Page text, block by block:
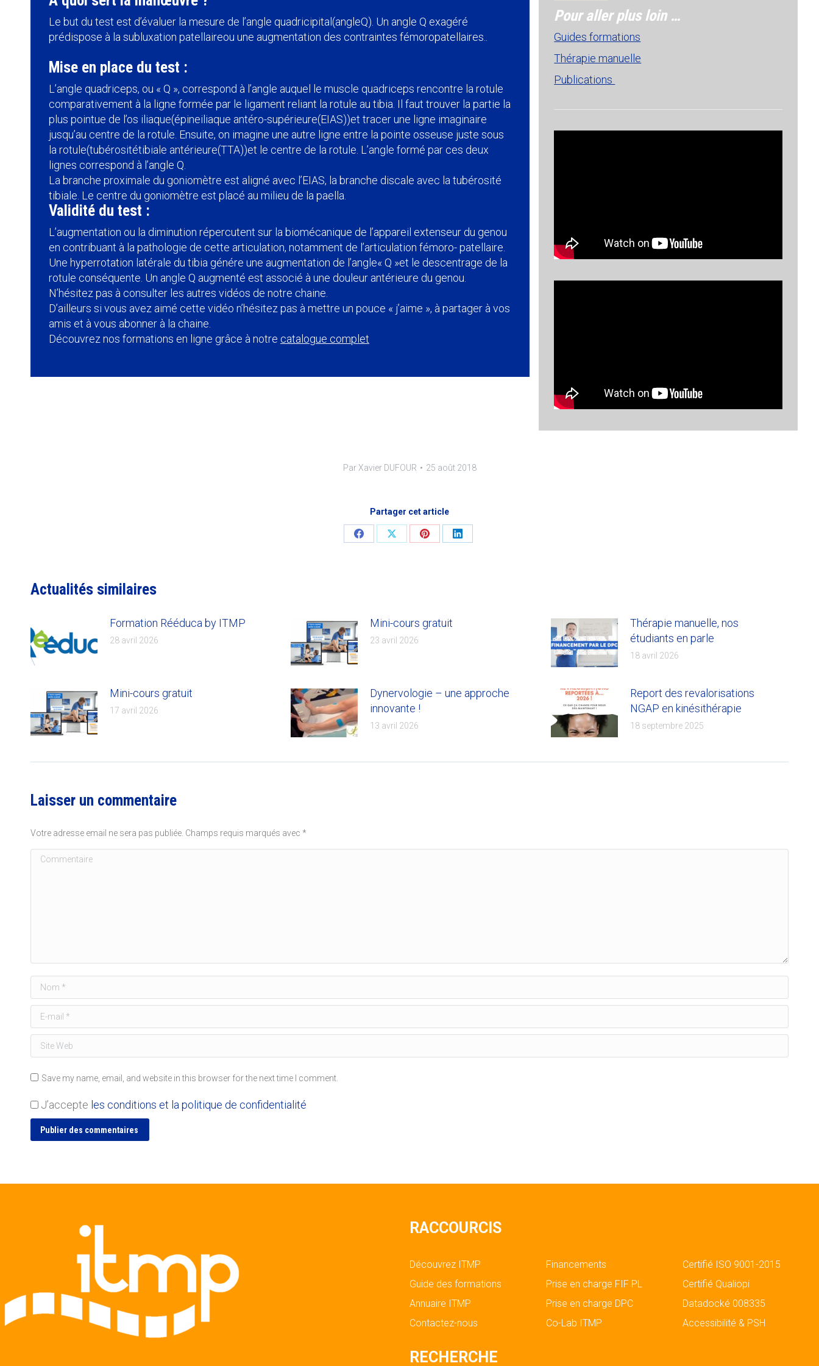
Le but du test est d’évaluer la mesure de l’angle quadricipital(angleQ). Un angle Q exagéré
prédispose à la subluxation patellaireou une augmentation des contraintes fémoropatellaires..
Mise en place du test :
L’angle quadriceps, ou « Q », correspond à l’angle auquel le muscle quadriceps rencontre la rotule
comparativement à la ligne formée par le ligament reliant la rotule au tibia. Il faut trouver la partie la
plus pointue de l’os iliaque(épineiliaque antéro-supérieure(EIAS))et tracer une ligne imaginaire
jusqu’au centre de la rotule. Ensuite, on imagine une autre ligne entre la pointe osseuse juste sous
la rotule(tubérositétibiale antérieure(TTA))et le centre de la rotule. L’angle formé par ces deux
lignes correspond à l’angle Q.
La branche proximale du goniomètre est aligné avec l’EIAS, la branche discale avec la tubérosité
tibiale. Le centre du goniomètre est placé au milieu de la paella.
Validité du test :
L’augmentation ou la diminution répercutent sur la biomécanique de l’appareil extenseur du genou
en contribuant à la pathologie de cette articulation, notamment de l’articulation fémoro- patellaire.
Une hyperrotation latérale du tibia génére une augmentation de l’angle« Q »et le descentrage de la
rotule conséquente. Un angle Q augmenté est associé à une douleur antérieure du genou.
N’hésitez pas à consulter les autres vidéos de notre chaine.
D’ailleurs si vous avez aimé cette vidéo n’hésitez pas à mettre un pouce « j’aime », à partager à vos
amis et à vous abonner à la chaine.
Découvrez nos formations en ligne grâce à notre catalogue complet
Pour aller plus loin …
Guides formations
Thérapie manuelle
Publications
Par Xavier DUFOUR 25 août 2018
Partager cet article
Share
Share
Share
Share
Actualités similaires
Formation Rééduca by ITMP
28 avril 2026
Mini-cours gratuit
23 avril 2026
Thérapie manuelle, nos
étudiants en parle
18 avril 2026
Mini-cours gratuit
17 avril 2026
Dynervologie – une approche
innovante !
13 avril 2026
Report des revalorisations
NGAP en kinésithérapie
18 septembre 2025
Laisser un commentaire
Votre adresse email ne sera pas publiée. Champs requis marqués avec *
Commentaire
Nom *
E-mail *
Site Web
Save my name, email, and website in this browser for the next time I comment.
J’accepte les conditions et la politique de confidentialité
Publier des commentaires
RACCOURCIS
Découvrez ITMP
Guide des formations
Annuaire ITMP
Contactez-nous
Financements
Prise en charge FIF PL
Prise en charge DPC
Co-Lab ITMP
Certifié ISO 9001-2015
Certifié Qualiopi
Datadocké 008335
Accessibilité & PSH
RECHERCHE